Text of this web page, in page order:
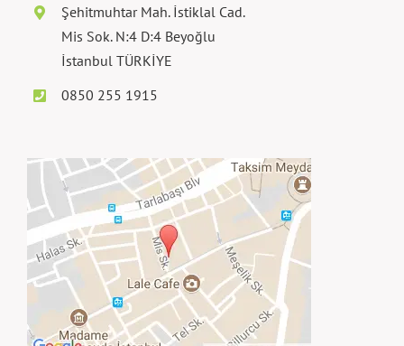
Şehitmuhtar Mah. İstiklal Cad.
Mis Sok. N:4 D:4 Beyoğlu
İstanbul TÜRKİYE
0850 255 1915